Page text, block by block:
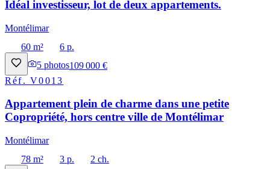
Idéal investisseur, lot de deux appartements.
Montélimar
60 m²
6 p.
5 photos109 000 €
Réf.V0013
Appartement plein de charme dans une petite
Copropriété, hors centre ville de Montélimar
Montélimar
78 m²
3 p.
2 ch.